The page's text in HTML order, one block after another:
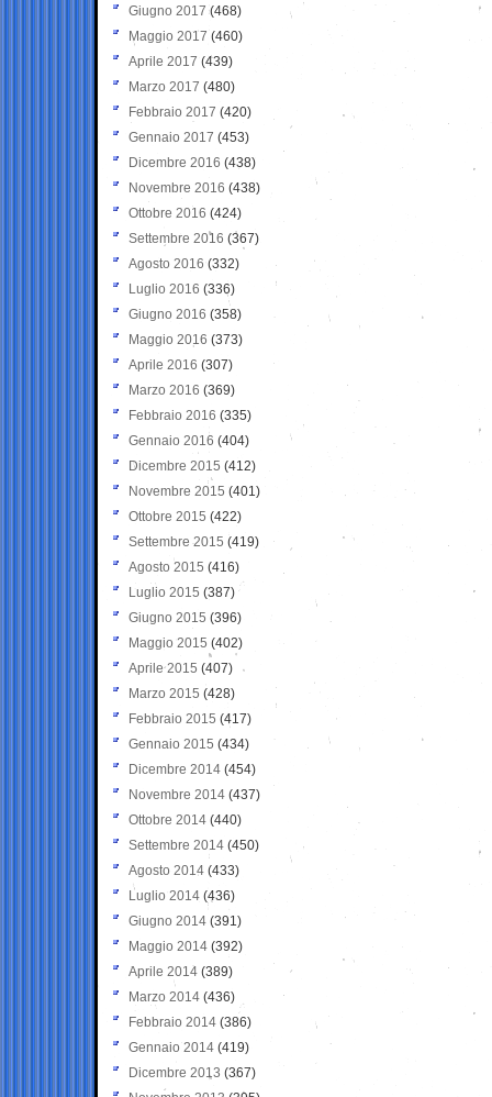
Giugno 2017 (468)
Maggio 2017 (460)
Aprile 2017 (439)
Marzo 2017 (480)
Febbraio 2017 (420)
Gennaio 2017 (453)
Dicembre 2016 (438)
Novembre 2016 (438)
Ottobre 2016 (424)
Settembre 2016 (367)
Agosto 2016 (332)
Luglio 2016 (336)
Giugno 2016 (358)
Maggio 2016 (373)
Aprile 2016 (307)
Marzo 2016 (369)
Febbraio 2016 (335)
Gennaio 2016 (404)
Dicembre 2015 (412)
Novembre 2015 (401)
Ottobre 2015 (422)
Settembre 2015 (419)
Agosto 2015 (416)
Luglio 2015 (387)
Giugno 2015 (396)
Maggio 2015 (402)
Aprile 2015 (407)
Marzo 2015 (428)
Febbraio 2015 (417)
Gennaio 2015 (434)
Dicembre 2014 (454)
Novembre 2014 (437)
Ottobre 2014 (440)
Settembre 2014 (450)
Agosto 2014 (433)
Luglio 2014 (436)
Giugno 2014 (391)
Maggio 2014 (392)
Aprile 2014 (389)
Marzo 2014 (436)
Febbraio 2014 (386)
Gennaio 2014 (419)
Dicembre 2013 (367)